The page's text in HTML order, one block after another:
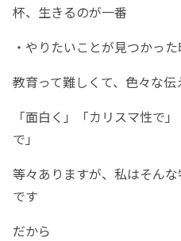
杯、生きるのが一番
・やりたいことが見つかっ
教育って難しくて、色々な伝
「面白く」「カリスマ性で
で」
等々ありますが、私はそん
です
だから